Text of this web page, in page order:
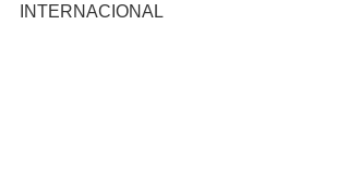
INTERNACIONAL